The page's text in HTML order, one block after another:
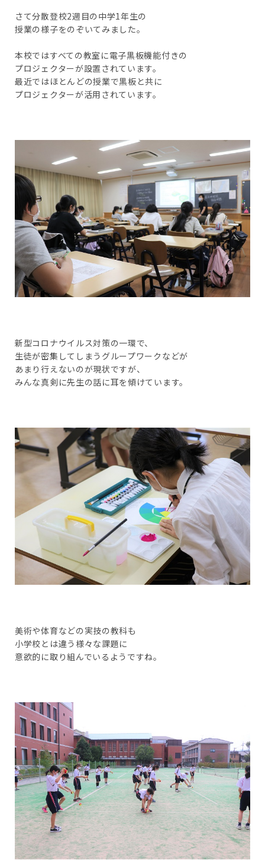
さて分散登校2週目の中学1年生の
授業の様子をのぞいてみました。
本校ではすべての教室に電子黒板機能付きの
プロジェクターが設置されています。
最近ではほとんどの授業で黒板と共に
プロジェクターが活用されています。
新型コロナウイルス対策の一環で、
生徒が密集してしまうグループワークなどが
あまり行えないのが現状ですが、
みんな真剣に先生の話に耳を傾けています。
美術や体育などの実技の教科も
小学校とは違う様々な課題に
意欲的に取り組んでいるようですね。